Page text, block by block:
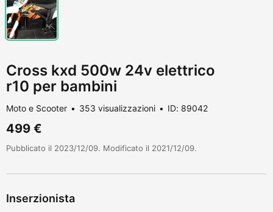
Cross kxd 500w 24v elettrico
r10 per bambini
Moto e Scooter 353 visualizzazioni ID: 89042
499 €
Pubblicato il 2023/12/09. Modificato il 2021/12/09.
Inserzionista